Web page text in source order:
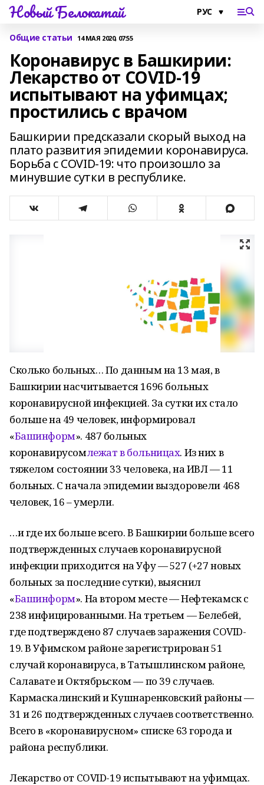
Новый Белокатай
Общие статьи 14 МАЯ 2020, 07:55
Коронавирус в Башкирии:
Лекарство от COVID-19
испытывают на уфимцах;
простились с врачом
Башкирии предсказали скорый выход на
плато развития эпидемии коронавируса.
Борьба с COVID-19: что произошло за
минувшие сутки в республике.
Сколько больных… По данным на 13 мая, в
Башкирии насчитывается 1696 больных
коронавирусной инфекцией. За сутки их стало
больше на 49 человек, информировал
«Башинформ». 487 больных
коронавирусомлежат в больницах. Из них в
тяжелом состоянии 33 человека, на ИВЛ — 11
больных. С начала эпидемии выздоровели 468
человек, 16 – умерли.
…и где их больше всего. В Башкирии больше всего
подтвержденных случаев коронавирусной
инфекции приходится на Уфу — 527 (+27 новых
больных за последние сутки), выяснил
«Башинформ». На втором месте — Нефтекамск с
238 инфицированными. На третьем — Белебей,
где подтверждено 87 случаев заражения COVID-
19. В Уфимском районе зарегистрирован 51
случай коронавируса, в Татышлинском районе,
Салавате и Октябрьском — по 39 случаев.
Кармаскалинский и Кушнаренковский районы —
31 и 26 подтвержденных случаев соответственно.
Всего в «коронавирусном» списке 63 города и
района республики.
Лекарство от COVID-19 испытывают на уфимцах.